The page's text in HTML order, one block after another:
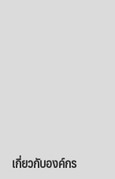
เกี่ยวกับองค์กร